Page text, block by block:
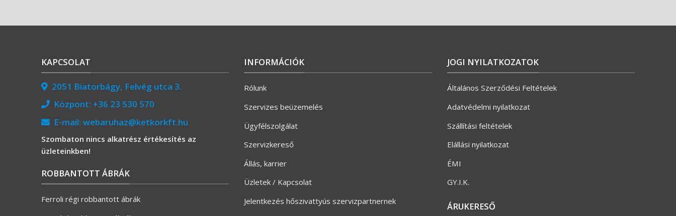
KAPCSOLAT
2051 Biatorbágy, Felvég utca 3.
Központ: +36 23 530 570
E-mail: webaruhaz@ketkorkft.hu
Szombaton nincs alkatrész értékesítés az
üzleteinkben!
ROBBANTOTT ÁBRÁK
Ferroli régi robbantott ábrák
INFORMÁCIÓK
Rólunk
Szervizes beüzemelés
Ügyfélszolgálat
Szervizkereső
Állás, karrier
Üzletek / Kapcsolat
Jelentkezés hőszivattyús szervizpartnernek
JOGI NYILATKOZATOK
Általános Szerződési Feltételek
Adatvédelmi nyilatkozat
Szállítási feltételek
Elállási nyilatkozat
ÉMI
GY.I.K.
ÁRUKERESŐ